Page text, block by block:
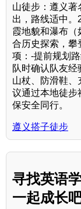
山徒步：遵义著
出，路线适中。
霞地貌和瀑布（
合历史探索，攀
项：-提前规划
队时确认队友
山杖、防滑鞋、
议通过本地徒步
保安全同行。
遵义搭子徒步
寻找英语
一起成长吧